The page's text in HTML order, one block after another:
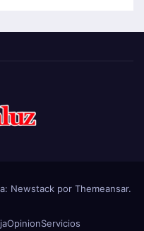
Newstackpor Themeansar.
OpinionServicios